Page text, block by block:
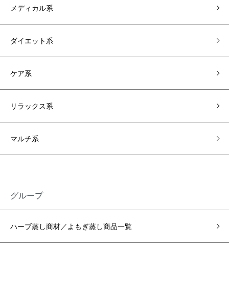
メディカル系
ダイエット系
ケア系
リラックス系
マルチ系
グループ
ハーブ蒸し商材／よもぎ蒸し商品一覧